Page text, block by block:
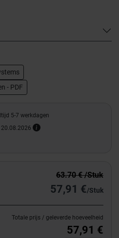
- PDF
5-7 werkdagen
63.70 € /Stuk
57,91 €/Stuk
Totale prijs / geleverde hoeveelheid
57,91 €